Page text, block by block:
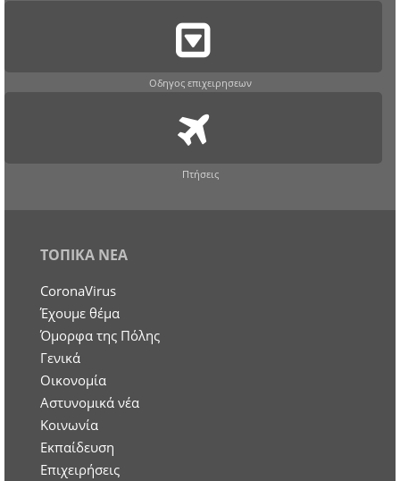
Οδηγος επιχειρησεων
Πτήσεις
ΤΟΠΙΚΑ ΝΕΑ
CoronaVirus
Έχουμε θέμα
Όμορφα της Πόλης
Γενικά
Οικονομία
Aστυνομικά νέα
Κοινωνία
Εκπαίδευση
Επιχειρήσεις